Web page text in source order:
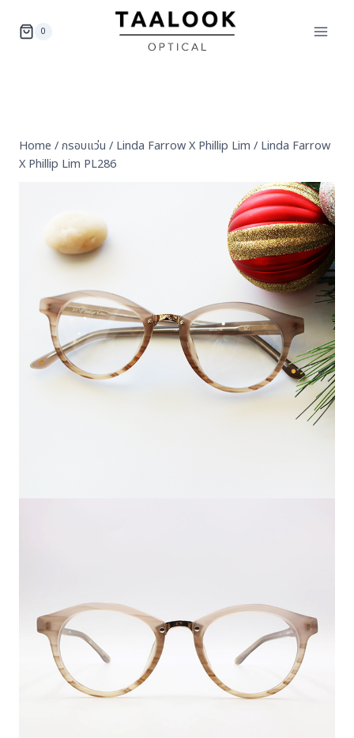
0
Home /กรอบแว่น / Linda Farrow X Phillip Lim / Linda Farrow
X Phillip Lim PL286